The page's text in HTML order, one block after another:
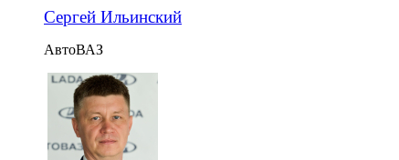
Сергей Ильинский
АвтоВАЗ